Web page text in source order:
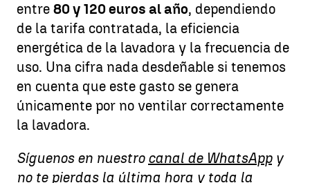
entre 80 y 120 euros al año, dependiendo
de la tarifa contratada, la eficiencia
energética de la lavadora y la frecuencia de
uso. Una cifra nada desdeñable si tenemos
en cuenta que este gasto se genera
únicamente por no ventilar correctamente
la lavadora.
Síguenos en nuestro canal de WhatsAppy
no te pierdas la última hora y toda la